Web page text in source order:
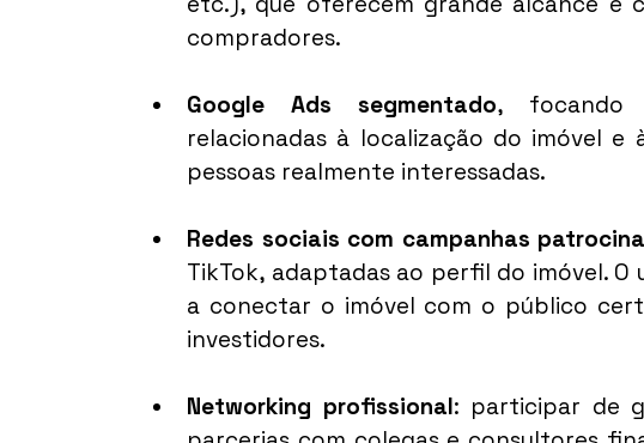
compradores.
Google Ads segmentado, focando
relacionadas à localização do imóvel
pessoas realmente interessadas.
Redes sociais com campanhas
TikTok, adaptadas ao perfil do imóvel. O
a conectar o imóvel com o público
investidores.
Networking profissional: participar de